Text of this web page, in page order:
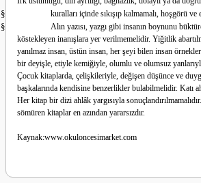
§ kuralları için­de sıkışıp kalmamalı, hoşgörü ve
§
Alın yazısı, yazgı gibi insanın boynunu
köstekleyen inanışlara yer verilmemelidir. Yiğitlik
yanılmaz insan, üstün insan, her şeyi bilen insan
bir deyişle, etiyle kemiğiyle, olumlu ve olumsuz yanlarıyla
Çocuk kitaplarda, çelişkileriyle, değişen düşünce ve
başkalarında kendisine benzerlikler bulabilmelidir. Katı
Her kitap bir dizi ahlâk yargısıyla
sömüren kitaplar en azın­dan yararsızdır.
Kaynak:www.okuloncesimarket.com